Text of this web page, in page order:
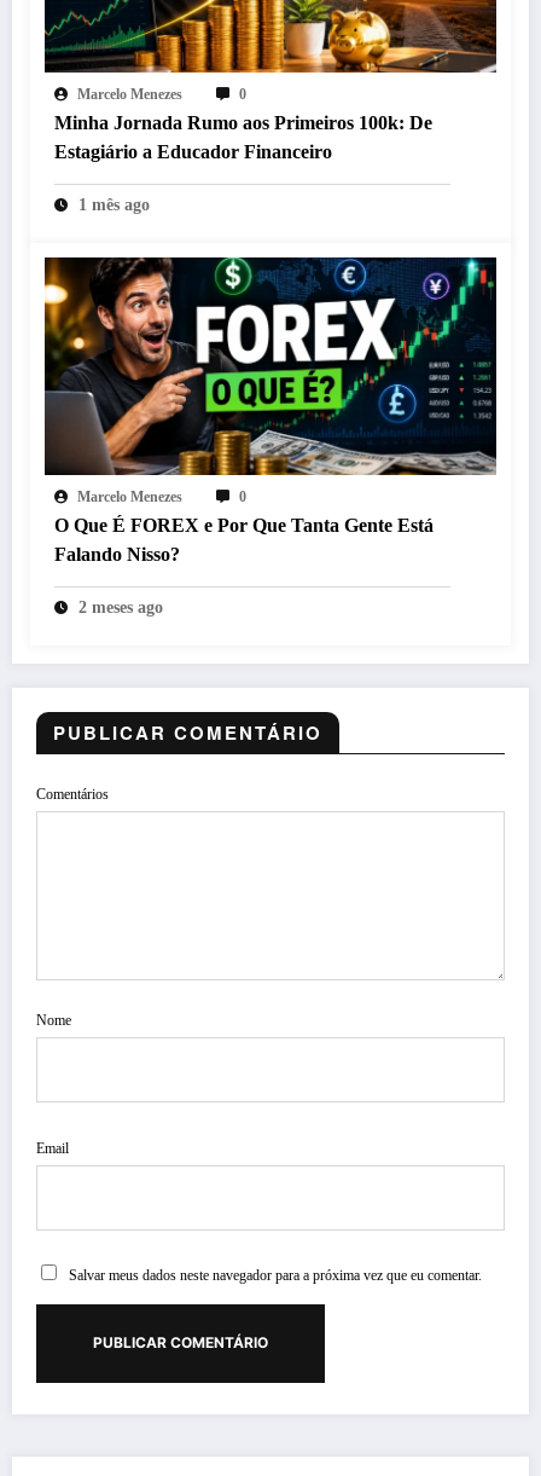
Marcelo Menezes 0
Minha Jornada Rumo aos Primeiros 100k: De
Estagiário a Educador Financeiro
1 mês ago
Marcelo Menezes 0
O Que É FOREX e Por Que Tanta Gente Está
Falando Nisso?
2 meses ago
PUBLICAR COMENTÁRIO
Comentários
Nome
Email
Salvar meus dados neste navegador para a próxima vez que eu comentar.